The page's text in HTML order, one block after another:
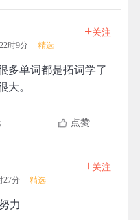
时9分 精选
+关注
多单词都是拓词学了
大。
点赞
27分 精选
+关注
力